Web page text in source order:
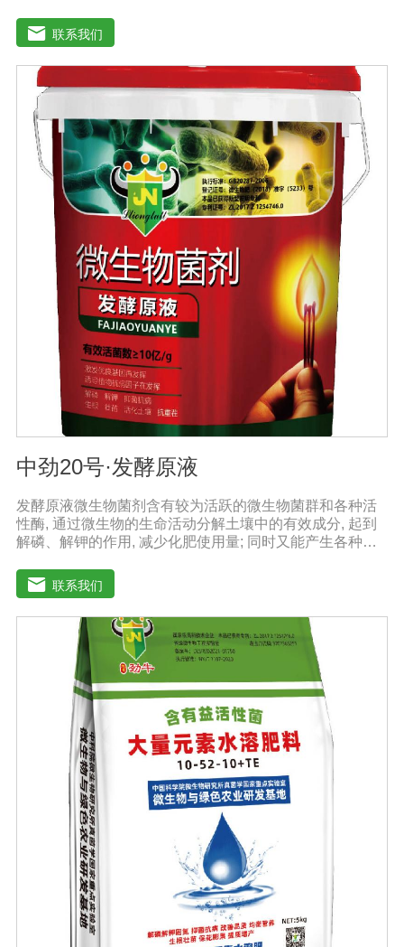
素、酸性物质以及维生素，能不同程度地刺激调节植物生
长；并且能产生铁载体、抗生素、系统防卫酶等多种物
质，可以抑制细菌或真菌性病害或诱导系统抗性间接达到
促进植物生长的作用。既能适用于各种粮食作物及蔬菜的
种植，又能适用于果树等经济作物的栽培。【适用范围】
玉米、小麦、果树、土豆、红薯、辣椒、番茄、黄瓜丶韮
菜、甘蓝等瓜果、蔬菜。【注意事项】1.本品内含大量有
益活菌，不可与杀菌剂混合使用，用过农药 的喷雾器一定
要认真清洗后在喷菌剂。2.本品如与化肥混用，要现混现
用。【贮 存】于阴凉干燥处保存，避免阳光直射和雨淋
【保 质 期】24个月【性 状】粉剂【活 菌 数】≥200亿/克
联系我们
中劲20号·发酵原液
发酵原液微生物菌剂含有较为活跃的微生物菌群和各种活
性酶, 通过微生物的生命活动分解土壤中的有效成分, 起到
解磷、解钾的作用, 减少化肥使用量; 同时又能产生各种农
刺激调节植物生长; 并且能产生抗生素、系统防卫酶等多种
物质, 可以抑制细菌或真菌性病害或诱导系统抗性, 间接达
到促进植物生长的作用。【产品功能】1、改善土填养分疏
松土壤, 提高土壤通透性和保水保肥能力, 增加土壤有机质
防止板结, 有效解决因连工连作、重茬等原因造成的减产问
题。2、解磷解钾、提高化肥利用率有效菌能分解土壤中的
有机质, 减少氨肥的流失; 其中解钾解磷菌能将土壤中固化
的化学钾肥、化学磷肥分解转化为速效钾、速效磷。3、改
善作物品质使用菌剂后, 作物中的蛋白质、糖分、氮基酸、
维生素等有益成分含量有所提高, 起到改善作物品质的作
用。4、增强作物的抗逆性能、提高产量分泌赤霉素、细胞
分裂素、生长素等活性物质, 刺激、调节、促进作物的生长
发育, 增强农作物的抗逆性能, 有利于农作物的增产5、预
防、抑制细菌、真菌性病害如:小麦根腐病、镰刀菌、姜腐
病、黄萎病、灰葡萄孢、香蕉与棉花等枯萎病。
联系我们